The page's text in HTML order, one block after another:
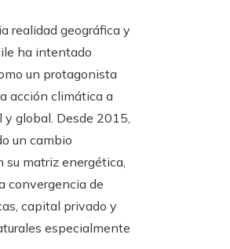
realidad geográfica y
ha intentado
un protagonista
acción climática a
y global. Desde 2015,
un cambio
matriz energética,
convergencia de
capital privado y
especialmente